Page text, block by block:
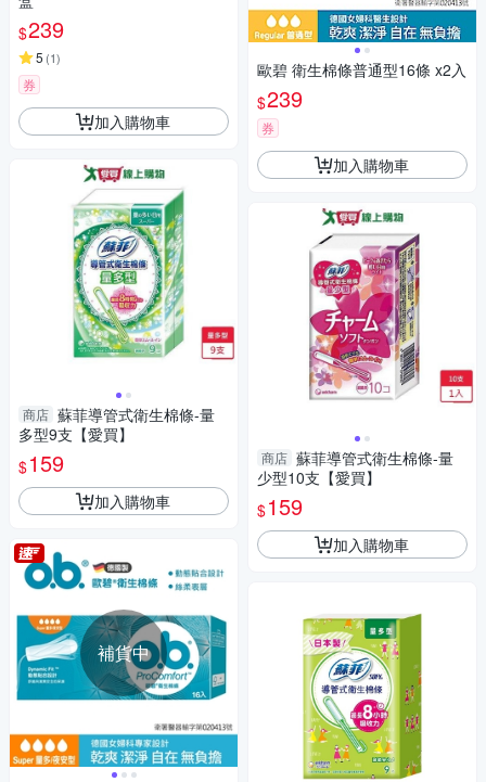
$239
5 (1)
券
加入購物車
商店 蘇菲導管式衛生棉條-量
多型9支【愛買】
$159
加入購物車
補貨中
歐碧 衛生棉條普通型16條 x2入
$239
券
加入購物車
商店 蘇菲導管式衛生棉條-量
少型10支【愛買】
$159
加入購物車